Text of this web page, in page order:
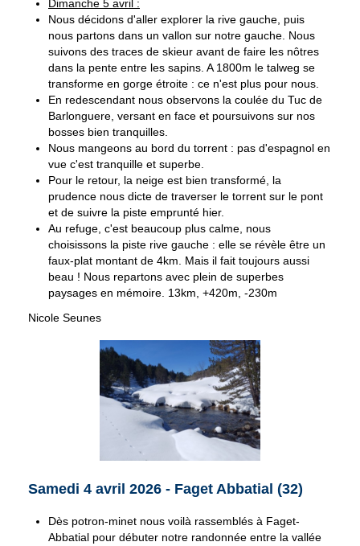
Dimanche 5 avril :
Nous décidons d'aller explorer la rive gauche, puis
nous partons dans un vallon sur notre gauche. Nous
suivons des traces de skieur avant de faire les nôtres
dans la pente entre les sapins. A 1800m le talweg se
transforme en gorge étroite : ce n'est plus pour nous.
En redescendant nous observons la coulée du Tuc de
Barlonguere, versant en face et poursuivons sur nos
bosses bien tranquilles.
Nous mangeons au bord du torrent : pas d'espagnol en
vue c'est tranquille et superbe.
Pour le retour, la neige est bien transformé, la
prudence nous dicte de traverser le torrent sur le pont
et de suivre la piste emprunté hier.
Au refuge, c'est beaucoup plus calme, nous
choisissons la piste rive gauche : elle se révèle être un
faux-plat montant de 4km. Mais il fait toujours aussi
beau ! Nous repartons avec plein de superbes
paysages en mémoire. 13km, +420m, -230m
Nicole Seunes
Samedi 4 avril 2026 - Faget Abbatial (32)
Dès potron-minet nous voilà rassemblés à Faget-
Abbatial pour débuter notre randonnée entre la vallée